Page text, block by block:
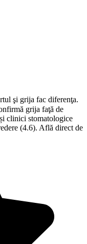
şi grija fac diferenţa.
grija faţă de
clinici stomatologice
(4.6). Află direct de